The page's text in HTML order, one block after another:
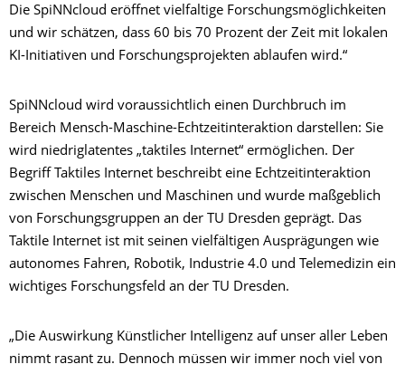
Die SpiNNcloud eröffnet vielfaltige Forschungsmöglichkeiten
und wir schätzen, dass 60 bis 70 Prozent der Zeit mit lokalen
KI-Initiativen und Forschungsprojekten ablaufen wird.“
SpiNNcloud wird voraussichtlich einen Durchbruch im
Bereich Mensch-Maschine-Echtzeitinteraktion darstellen: Sie
wird niedriglatentes „taktiles Internet“ ermöglichen. Der
Begriff Taktiles Internet beschreibt eine Echtzeitinteraktion
zwischen Menschen und Maschinen und wurde maßgeblich
von Forschungsgruppen an der TU Dresden geprägt. Das
Taktile Internet ist mit seinen vielfältigen Ausprägungen wie
autonomes Fahren, Robotik, Industrie 4.0 und Telemedizin ein
wichtiges Forschungsfeld an der TU Dresden.
„Die Auswirkung Künstlicher Intelligenz auf unser aller Leben
nimmt rasant zu. Dennoch müssen wir immer noch viel von